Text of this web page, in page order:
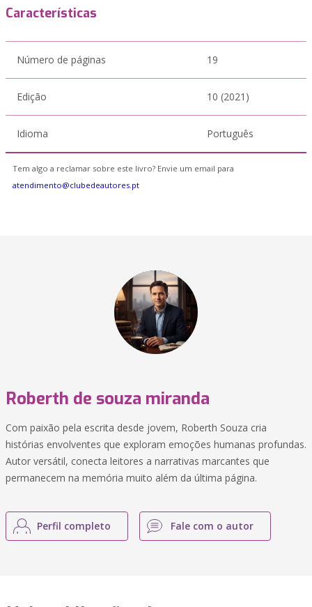
Características
Número de páginas 19
Edição 10 (2021)
Idioma Português
Tem algo a reclamar sobre este livro? Envie um email para
atendimento@clubedeautores.pt
Roberth de souza miranda
Com paixão pela escrita desde jovem, Roberth Souza cria
histórias envolventes que exploram emoções humanas profundas.
Autor versátil, conecta leitores a narrativas marcantes que
permanecem na memória muito além da última página.
Perfil completo Fale com o autor